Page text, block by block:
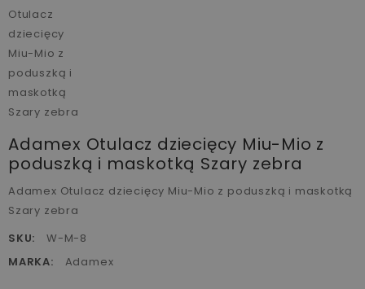
Adamex Otulacz dziecięcy Miu-Mio z
poduszką i maskotką Szary zebra
Adamex Otulacz dziecięcy Miu-Mio z poduszką i maskotką
Szary zebra
SKU:
W-M-8
MARKA:
Adamex